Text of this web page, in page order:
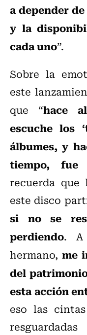
a depender
y la
cada uno”.
Sobre la
este
que “hace
escuche los
álbumes, y
tiempo, fue
recuerda
este disco
si no se
perdiendo. A
hermano, me
del
esta acción
eso las